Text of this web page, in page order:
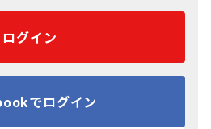
ログイン
でログイン